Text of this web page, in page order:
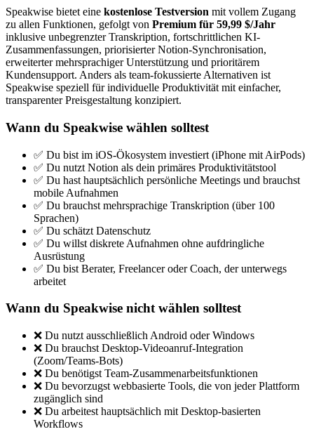
Speakwise bietet eine kostenlose Testversion mit vollem Zugang
zu allen Funktionen, gefolgt von Premium für 59,99 $/Jahr
inklusive unbegrenzter Transkription, fortschrittlichen KI-
Zusammenfassungen, priorisierter Notion-Synchronisation,
erweiterter mehrsprachiger Unterstützung und prioritärem
Kundensupport. Anders als team-fokussierte Alternativen ist
Speakwise speziell für individuelle Produktivität mit einfacher,
transparenter Preisgestaltung konzipiert.
Wann du Speakwise wählen solltest
✅ Du bist im iOS-Ökosystem investiert (iPhone mit AirPods)
✅ Du nutzt Notion als dein primäres Produktivitätstool
✅ Du hast hauptsächlich persönliche Meetings und brauchst
mobile Aufnahmen
✅ Du brauchst mehrsprachige Transkription (über 100
Sprachen)
✅ Du schätzt Datenschutz
✅ Du willst diskrete Aufnahmen ohne aufdringliche
Ausrüstung
✅ Du bist Berater, Freelancer oder Coach, der unterwegs
arbeitet
Wann du Speakwise nicht wählen solltest
❌ Du nutzt ausschließlich Android oder Windows
❌ Du brauchst Desktop-Videoanruf-Integration
(Zoom/Teams-Bots)
❌ Du benötigst Team-Zusammenarbeitsfunktionen
❌ Du bevorzugst webbasierte Tools, die von jeder Plattform
zugänglich sind
❌ Du arbeitest hauptsächlich mit Desktop-basierten
Workflows